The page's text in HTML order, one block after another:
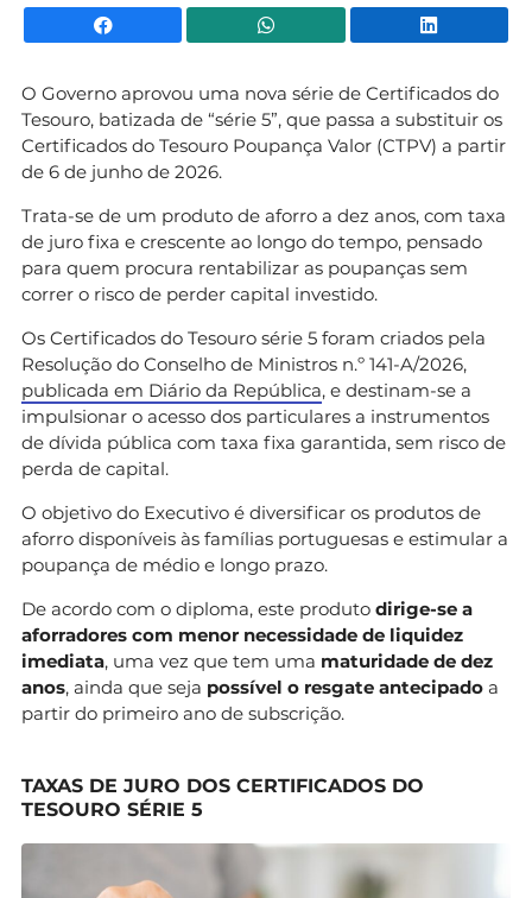
Facebook WhatsApp
O Governo aprovou uma nova série de Certificados do
Tesouro, batizada de “série 5”, que passa a substituir os
Certificados do Tesouro Poupança Valor (CTPV) a partir
de 6 de junho de 2026.
Trata-se de um produto de aforro a dez anos, com taxa
de juro fixa e crescente ao longo do tempo, pensado
para quem procura rentabilizar as poupanças sem
correr o risco de perder capital investido.
Os Certificados do Tesouro série 5 foram criados pela
Resolução do Conselho de Ministros n.º 141-A/2026,
publicada em Diário da República, e destinam-se a
impulsionar o acesso dos particulares a instrumentos
de dívida pública com taxa fixa garantida, sem risco de
perda de capital.
O objetivo do Executivo é diversificar os produtos de
aforro disponíveis às famílias portuguesas e estimular a
poupança de médio e longo prazo.
De acordo com o diploma, este produto dirige-se a
aforradores com menor necessidade de liquidez
imediata, uma vez que tem uma maturidade de dez
anos, ainda que seja possível o resgate antecipado a
partir do primeiro ano de subscrição.
TAXAS DE JURO DOS CERTIFICADOS DO
TESOURO SÉRIE 5